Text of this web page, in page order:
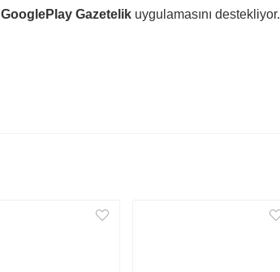
GooglePlay Gazetelik uygulamasını destekliyor.